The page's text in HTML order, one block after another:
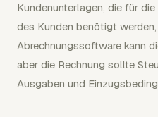
Kundenunterlagen, die für
des Kunden benötigt
Abrechnungssoftware kann
aber die Rechnung sollte
Ausgaben und